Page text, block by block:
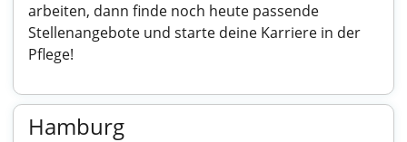
arbeiten, dann finde noch heute passende
Stellenangebote und starte deine Karriere in der
Pflege!
Hamburg